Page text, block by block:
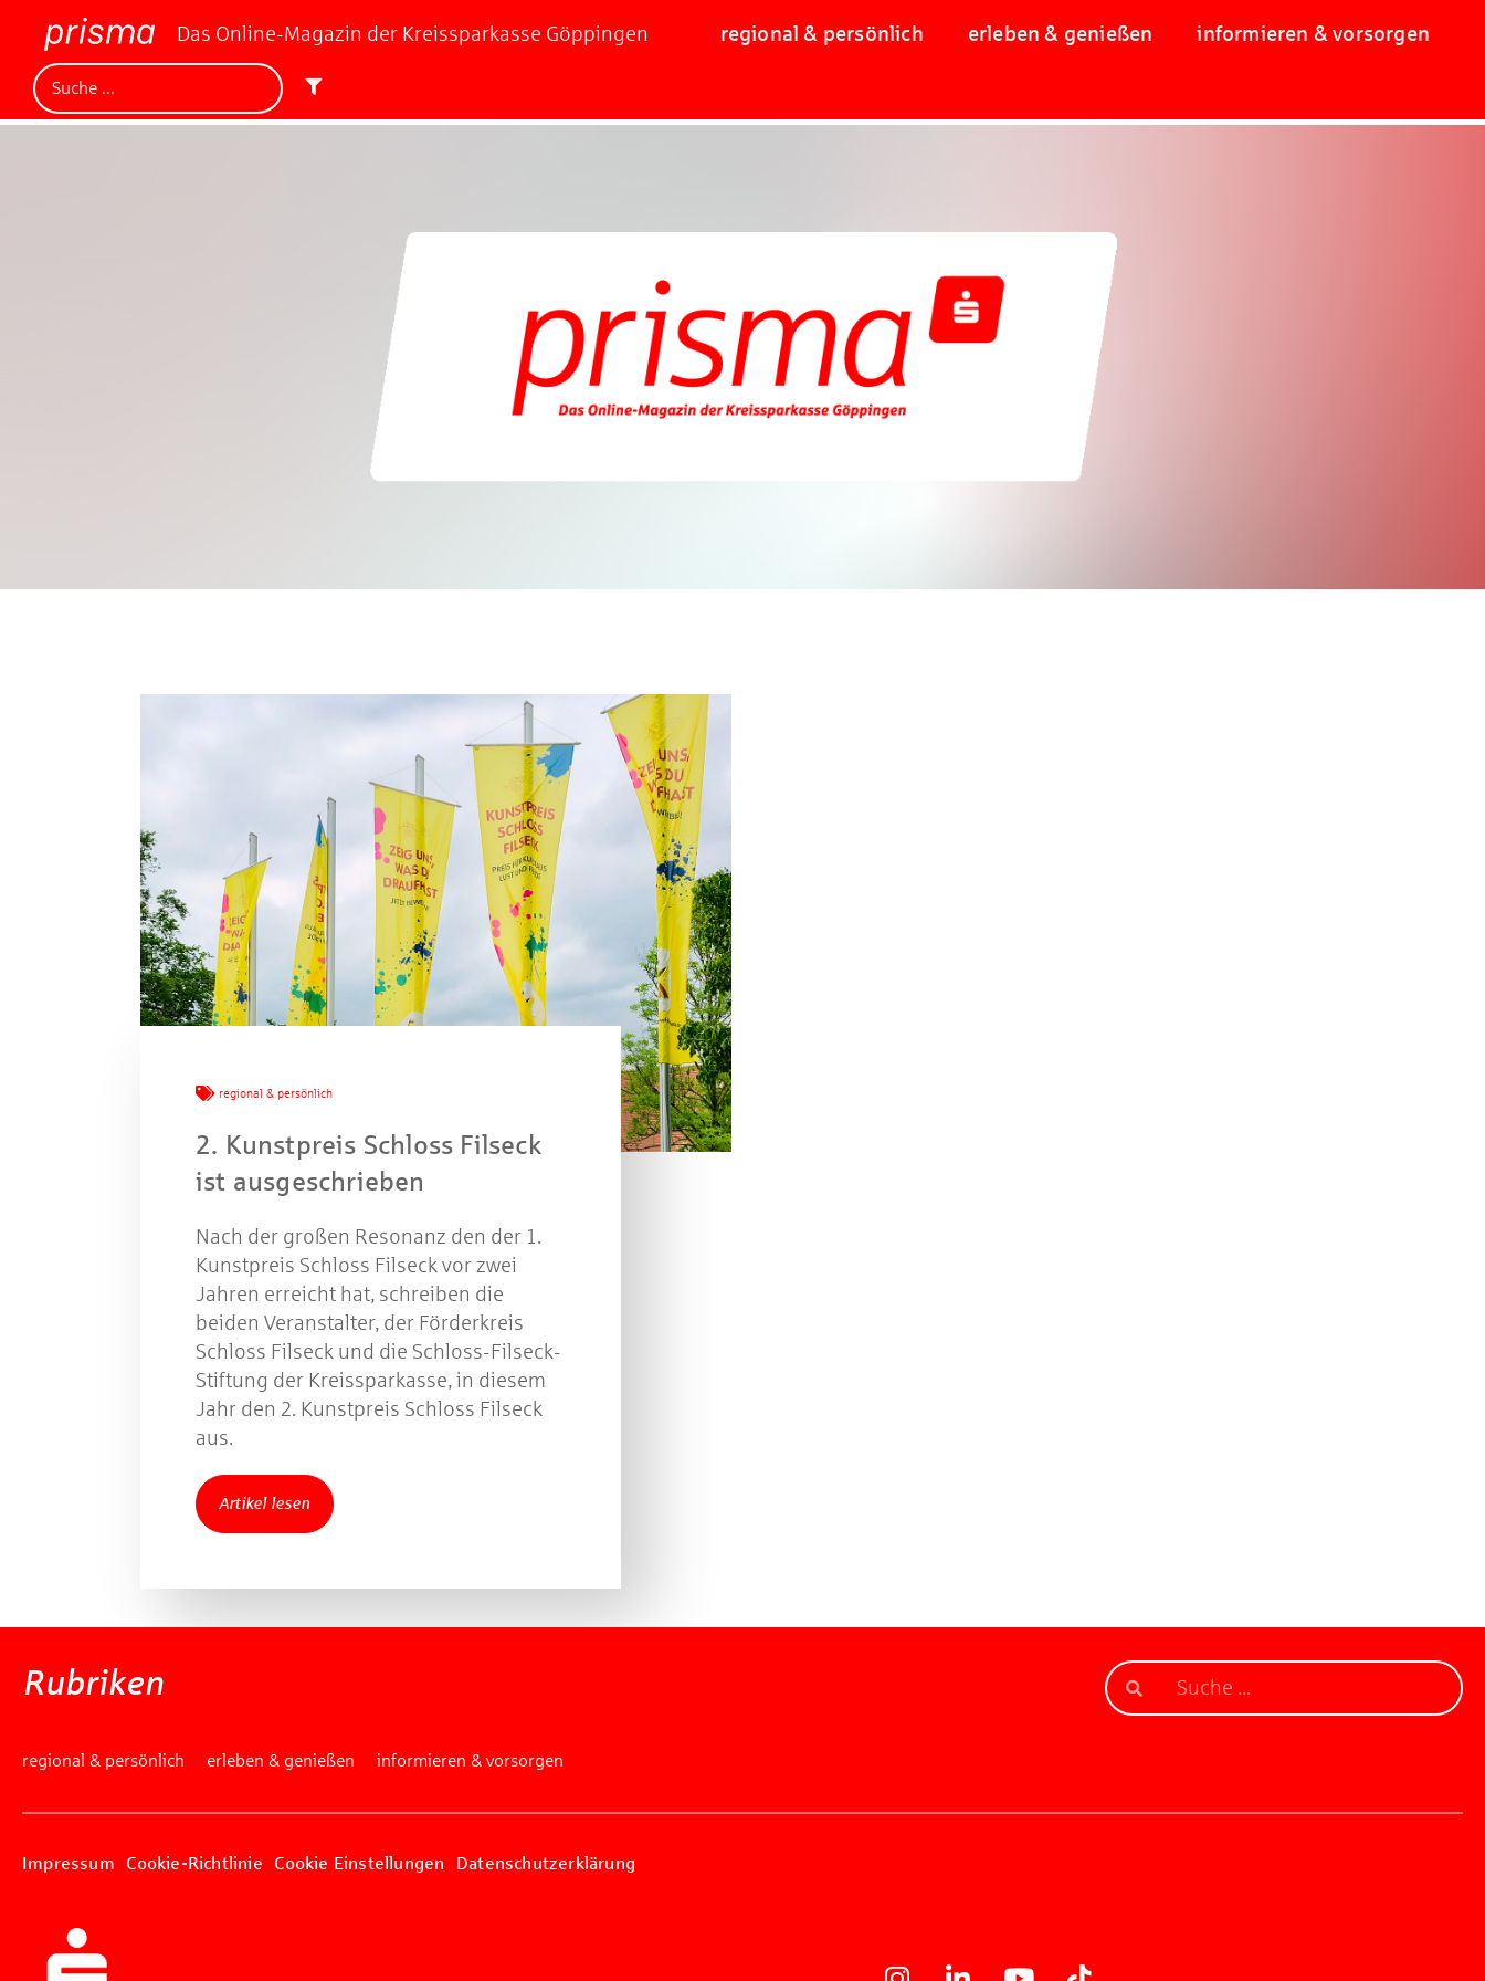
Das Online-Magazin der Kreissparkasse Göppingen regional & persönlich erleben & genießen informieren & vorsorgen
regional & persönlich
2. Kunstpreis Schloss Filseck
ist ausgeschrieben
Nach der großen Resonanz den der 1.
Kunstpreis Schloss Filseck vor zwei
Jahren erreicht hat, schreiben die
beiden Veranstalter, der Förderkreis
Schloss Filseck und die Schloss-Filseck-
Stiftung der Kreissparkasse, in diesem
Jahr den 2. Kunstpreis Schloss Filseck
aus.
Artikel lesen
Rubriken
regional & persönlich erleben & genießen informieren & vorsorgen
Impressum Cookie-Richtlinie Cookie Einstellungen Datenschutzerklärung
Jetzt mitmachen und gewinnen!
Machen Sie mit bei unserem Gewinnspiel! Bis 31. Dezember 2021
verlosen wir 10 Gutscheine des Treffpunkt Gold der
Kreissparkasse Göppingen im Wert von je 30 Euro.
Beantworten Sie einfach folgende Frage:
Welches Jubiläum feiert die Kreissparkasse Göppingen in
diesem Jahr?